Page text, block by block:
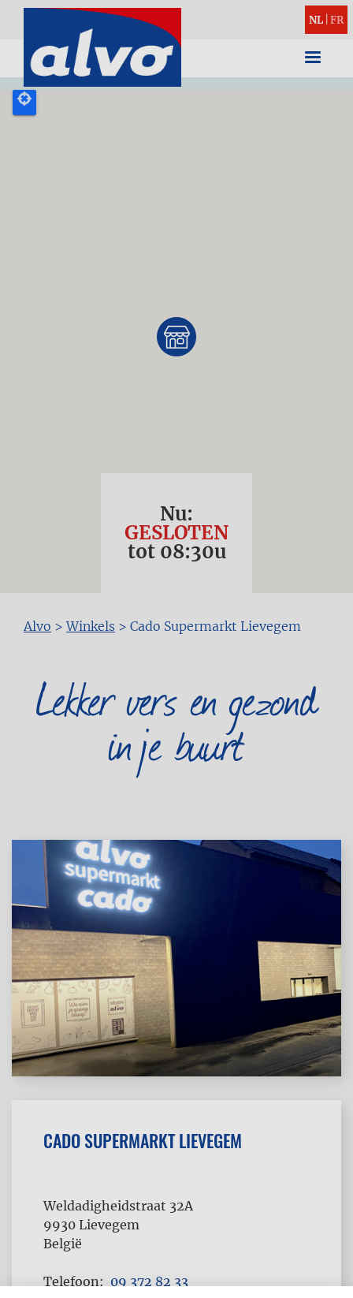
NL FR
Nu:
GESLOTEN
tot 08:30u
Kruimelpad
Alvo >Winkels > Cado Supermarkt Lievegem
Lekker vers en gezond
in je buurt
CADO SUPERMARKT LIEVEGEM
Weldadigheidstraat 32A
9930 Lievegem
België
Telefoon
09 372 82 33